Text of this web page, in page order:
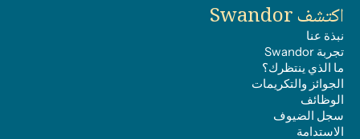
اكتشف Swandor
نبذة عنا
تجربة Swandor
ما الذي ينتظرك؟
الجوائز والتكريمات
الوظائف
سجل الضيوف
الاستدامة